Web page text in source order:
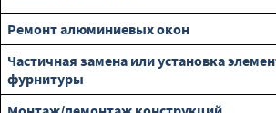
Ремонт алюминиевых окон
Частичная замена или установка
фурнитуры